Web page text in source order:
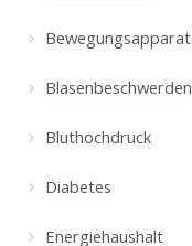
Bewegungsapparat
Blasenbeschwerden
Bluthochdruck
Diabetes
Energiehaushalt